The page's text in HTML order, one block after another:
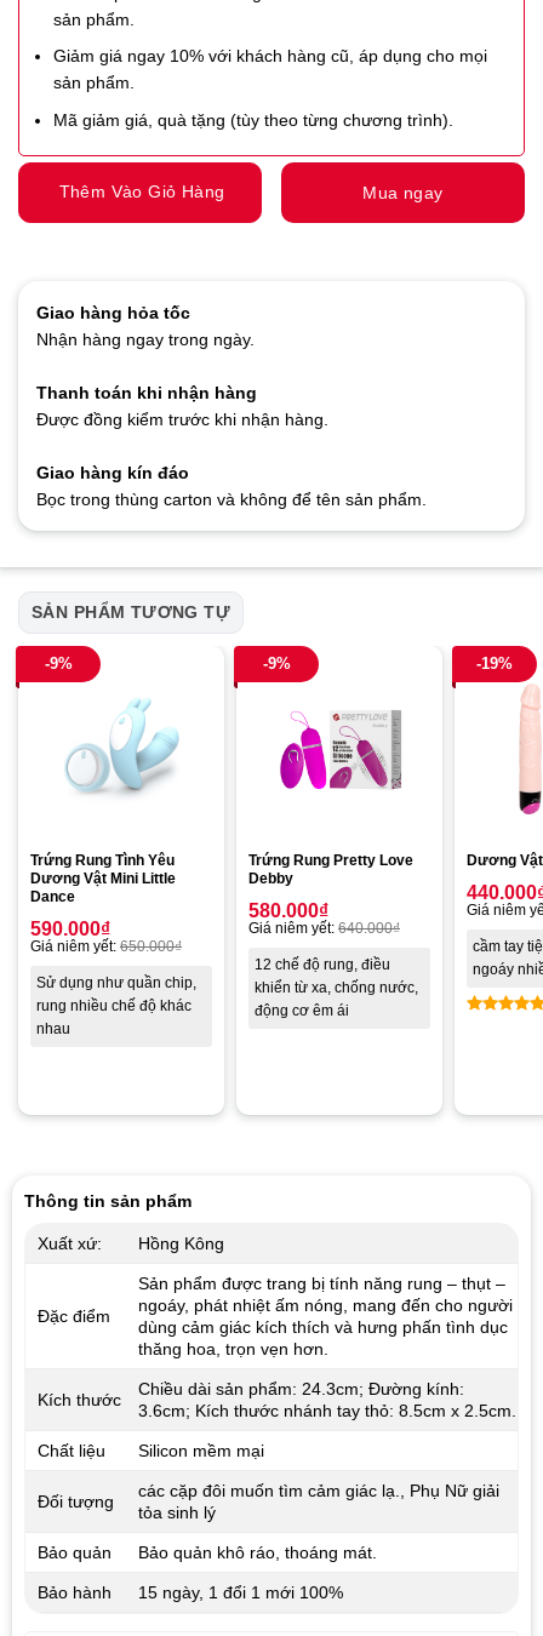
sản phẩm.
Giảm giá ngay 10% với khách hàng cũ, áp dụng cho mọi
sản phẩm.
Mã giảm giá, quà tặng (tùy theo từng chương trình).
Thêm Vào Giỏ Hàng Mua ngay
Giao hàng hỏa tốc
Nhận hàng ngay trong ngày.
Thanh toán khi nhận hàng
Được đồng kiểm trước khi nhận hàng.
Giao hàng kín đáo
Bọc trong thùng carton và không để tên sản phẩm.
SẢN PHẨM TƯƠNG TỰ
-9%
Trứng Rung Tình Yêu
Dương Vật Mini Little
Dance
590.000₫
Giá niêm yết: 650.000₫
Sử dụng như quần chip,
rung nhiều chế độ khác
nhau
-9%
Trứng Rung Pretty Love
Debby
580.000₫
Giá niêm yết: 640.000₫
12 chế độ rung, điều
khiển từ xa, chống nước,
động cơ êm ái
-19%
Dương
440.000
Giá niêm
cầm tay
ngoáy
Thông tin sản phẩm
Xuất xứ: Hồng Kông
Đặc điểm
Sản phẩm được trang bị tính năng rung – thụt –
ngoáy, phát nhiệt ấm nóng, mang đến cho người
dùng cảm giác kích thích và hưng phấn tình dục
thăng hoa, trọn vẹn hơn.
Kích thước
Chiều dài sản phẩm: 24.3cm; Đường kính:
3.6cm; Kích thước nhánh tay thỏ: 8.5cm x 2.5cm.
Chất liệu Silicon mềm mại
Đối tượng
các cặp đôi muốn tìm cảm giác lạ., Phụ Nữ giải
tỏa sinh lý
Bảo quản Bảo quản khô ráo, thoáng mát.
Bảo hành 15 ngày, 1 đổi 1 mới 100%